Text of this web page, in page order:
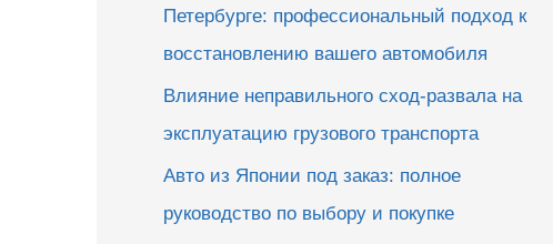
Петербурге: профессиональный подход к
восстановлению вашего автомобиля
Влияние неправильного сход-развала на
эксплуатацию грузового транспорта
Авто из Японии под заказ: полное
руководство по выбору и покупке